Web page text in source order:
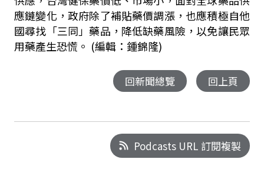
應鏈變化，政府除了補貼藥價調漲，也應積極自他
國尋找「三同」藥品，降低缺藥風險，以免讓民眾
用藥產生恐慌。 (編輯：鍾錦隆)
回新聞總覽 回上頁
Podcasts URL 訂閱複製